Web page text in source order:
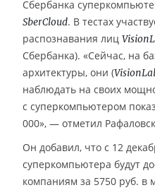
Сбербанка
SberCloud. В тестах
распознавания лиц
Сбербанка). «Сейчас, на
архитектуры, они (
наблюдать на своих
с суперкомпьютером
000», — отметил
Он добавил, что с 12
суперкомпьютера будут
компаниям за 5750 руб. в